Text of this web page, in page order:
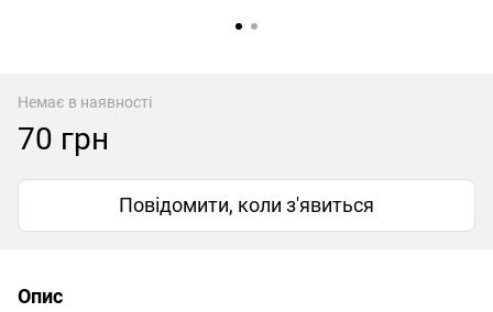
Немає в наявності
70 грн
Повідомити, коли з'явиться
Опис